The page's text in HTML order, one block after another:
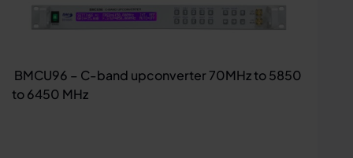
BMCU96 – C-band upconverter 70MHz to 5850
to 6450 MHz